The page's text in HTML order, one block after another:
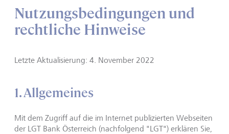
Nutzungsbedingungen und
rechtliche Hinweise
Letzte Aktualisierung: 4. November 2022
1. Allgemeines
Mit dem Zugriff auf die im Internet publizierten Webseiten
der LGT Bank Österreich (nachfolgend "LGT") erklären Sie,